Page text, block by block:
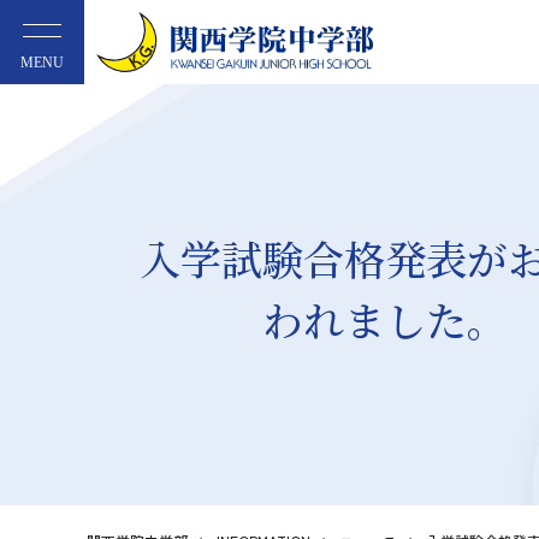
MENU
入学試験合格発表が
われました。